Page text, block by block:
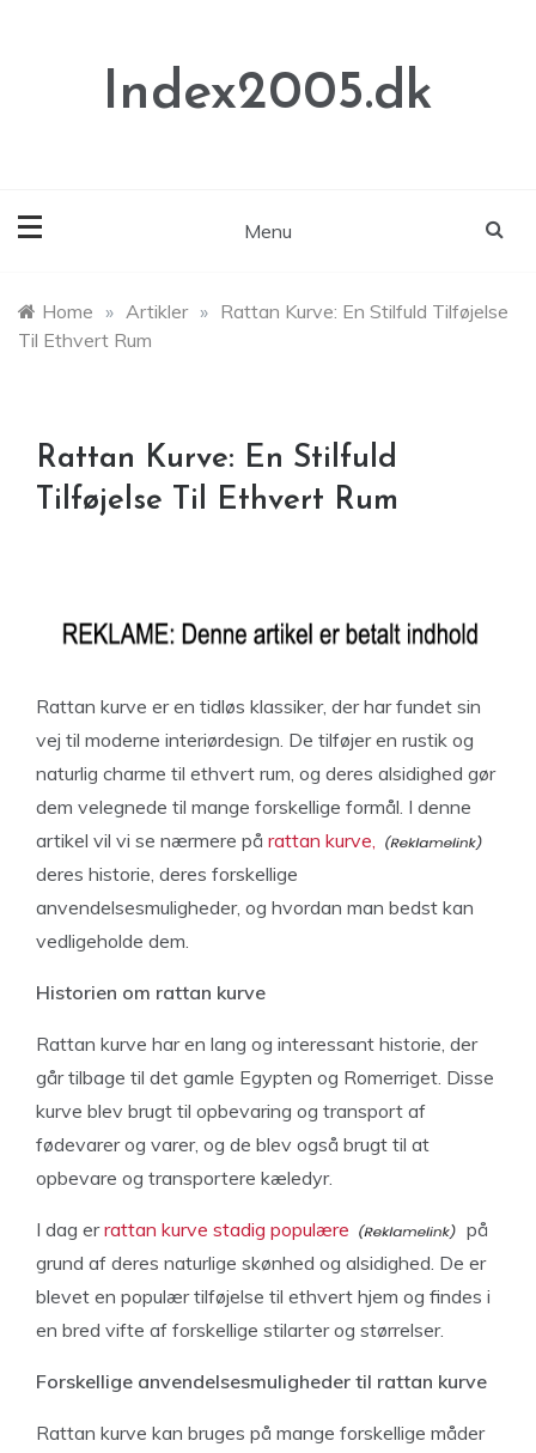
Index2005.dk
Menu
Home » Artikler » Rattan Kurve: En Stilfuld Tilføjelse
Til Ethvert Rum
Rattan Kurve: En Stilfuld
Tilføjelse Til Ethvert Rum
Rattan kurve er en tidløs klassiker, der har fundet sin
vej til moderne interiørdesign. De tilføjer en rustik og
naturlig charme til ethvert rum, og deres alsidighed gør
dem velegnede til mange forskellige formål. I denne
artikel vil vi se nærmere på rattan kurve,
deres historie, deres forskellige
anvendelsesmuligheder, og hvordan man bedst kan
vedligeholde dem.
Historien om rattan kurve
Rattan kurve har en lang og interessant historie, der
går tilbage til det gamle Egypten og Romerriget. Disse
kurve blev brugt til opbevaring og transport af
fødevarer og varer, og de blev også brugt til at
opbevare og transportere kæledyr.
I dag errattan kurve stadig populære
på
grund af deres naturlige skønhed og alsidighed. De er
blevet en populær tilføjelse til ethvert hjem og findes i
en bred vifte af forskellige stilarter og størrelser.
Forskellige anvendelsesmuligheder til rattan kurve
Rattan kurve kan bruges på mange forskellige måder